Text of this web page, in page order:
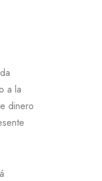
a la
dinero